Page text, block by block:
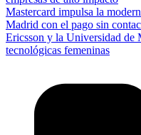
Mastercard impulsa la
Madrid con el pago sin
Ericsson y la Universidad de
tecnológicas femeninas